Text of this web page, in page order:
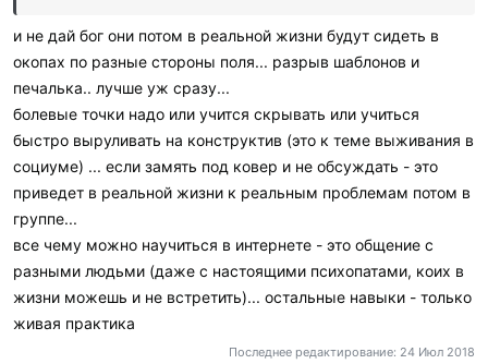
и не дай бог они потом в реальной жизни будут сидеть в
окопах по разные стороны поля... разрыв шаблонов и
печалька.. лучше уж сразу...
болевые точки надо или учится скрывать или учиться
быстро выруливать на конструктив (это к теме выживания в
социуме) ... если замять под ковер и не обсуждать - это
приведет в реальной жизни к реальным проблемам потом в
группе...
все чему можно научиться в интернете - это общение с
разными людьми (даже с настоящими психопатами, коих в
жизни можешь и не встретить)... остальные навыки - только
живая практика
Последнее редактирование: 24 Июл 2018